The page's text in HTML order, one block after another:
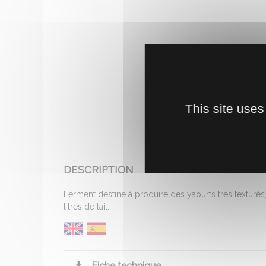
DESCRIPTION
Ferment destiné à produire des yaourts très
litres de lait.
This site